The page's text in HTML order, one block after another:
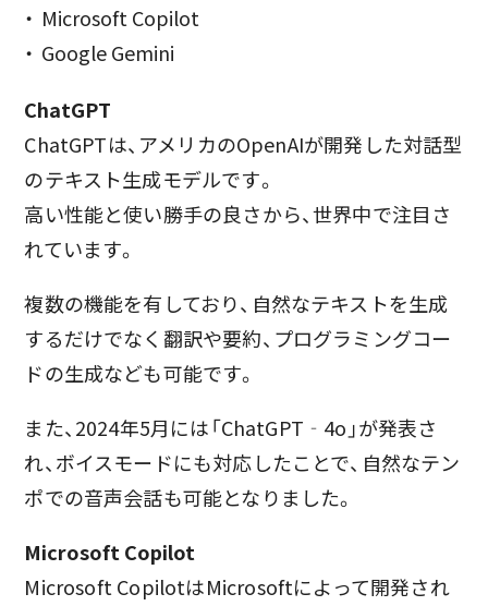
Microsoft Copilot
Google Gemini
ChatGPT
ChatGPTは、アメリカのOpenAIが開発した対話型
のテキスト生成モデルです。
高い性能と使い勝手の良さから、世界中で注目さ
れています。
複数の機能を有しており、自然なテキストを生成
するだけでなく翻訳や要約、プログラミングコー
ドの生成なども可能です。
また、2024年5月には「ChatGPT‐4o」が発表さ
れ、ボイスモードにも対応したことで、自然なテン
ポでの音声会話も可能となりました。
Microsoft Copilot
Microsoft CopilotはMicrosoftによって開発され